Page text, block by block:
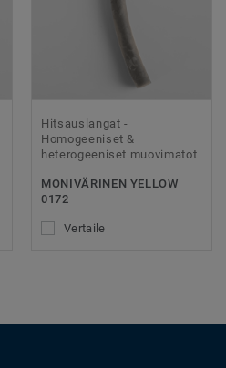
Hitsauslangat -
Homogeeniset &
heterogeeniset muovimatot
MONIVÄRINEN YELLOW
0172
Vertaile